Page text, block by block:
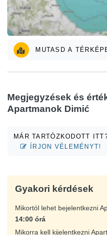
MUTASD A
Megjegyzések és
Apartmanok Dimić
MÁR TARTÓZKODOTT
ÍRJON VÉLEMÉNYT!
Gyakori kérdések
Mikortól lehet bejelentkezni
14:00 órá
Mikorra kell kijelentkezni